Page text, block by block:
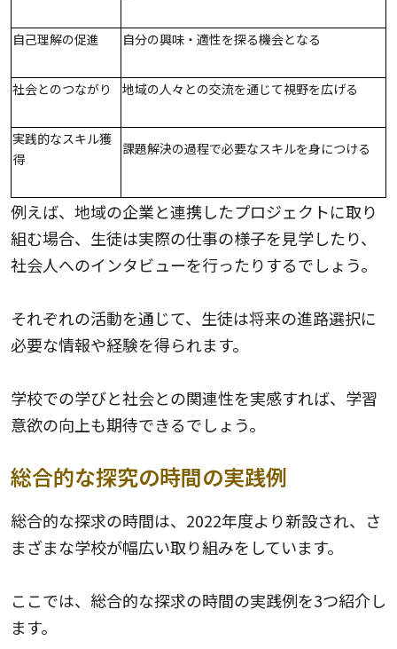
自己理解の促進 自分の興味・適性を探る機会となる
社会とのつながり 地域の人々との交流を通じて視野を広げる
実践的なスキル獲
得
課題解決の過程で必要なスキルを身につける
例えば、地域の企業と連携したプロジェクトに取り
組む場合、生徒は実際の仕事の様子を見学したり、
社会人へのインタビューを行ったりするでしょう。
それぞれの活動を通じて、生徒は将来の進路選択に
必要な情報や経験を得られます。
学校での学びと社会との関連性を実感すれば、学習
意欲の向上も期待できるでしょう。
総合的な探究の時間の実践例
総合的な探求の時間は、2022年度より新設され、さ
まざまな学校が幅広い取り組みをしています。
ここでは、総合的な探求の時間の実践例を3つ紹介し
ます。